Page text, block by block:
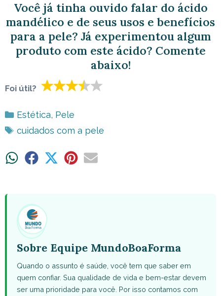
Você já tinha ouvido falar do ácido
mandélico e de seus usos e benefícios
para a pele? Já experimentou algum
produto com este ácido? Comente
abaixo!
Foi útil?
Categorias
Estética, Pele
Tags
cuidados com a pele
ShareShare ShareShareShare
Sobre Equipe MundoBoaForma
Quando o assunto é saúde, você tem que saber em
quem confiar. Sua qualidade de vida e bem-estar devem
ser uma prioridade para você. Por isso contamos com